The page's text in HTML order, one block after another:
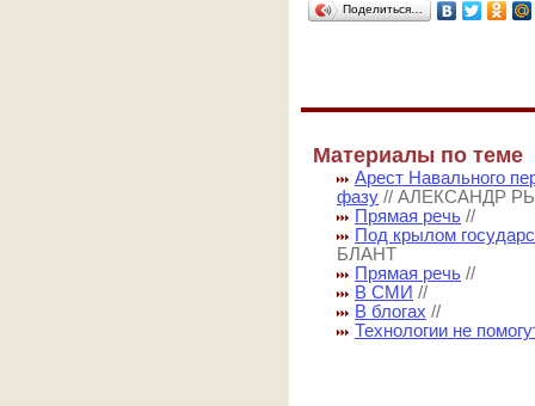
Поделиться…
Материалы по теме
Арест Навального
фазу // АЛЕКСАНДР
Прямая речь //
Под крылом
БЛАНТ
Прямая речь //
В СМИ //
В блогах //
Технологии не